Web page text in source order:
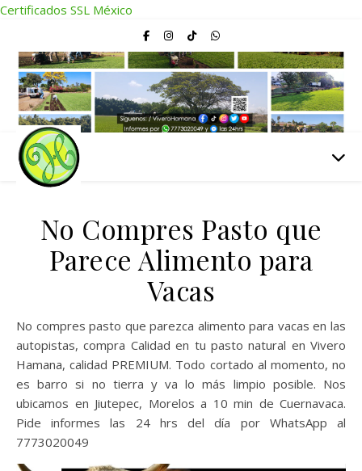
Certificados SSL México
No Compres Pasto que
Parece Alimento para
Vacas
No compres pasto que parezca alimento para vacas en las
autopistas, compra Calidad en tu pasto natural en Vivero
Hamana, calidad PREMIUM. Todo cortado al momento, no
es barro si no tierra y va lo más limpio posible. Nos
ubicamos en Jiutepec, Morelos a 10 min de Cuernavaca.
Pide informes las 24 hrs del día por WhatsApp al
7773020049